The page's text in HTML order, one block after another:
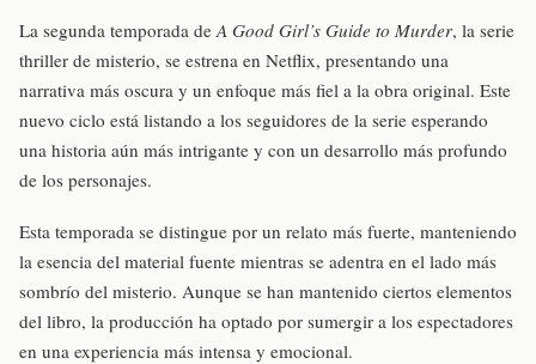
La segunda temporada de A Good Girl’s Guide to Murder, la serie
thriller de misterio, se estrena en Netflix, presentando una
narrativa más oscura y un enfoque más fiel a la obra original. Este
nuevo ciclo está listando a los seguidores de la serie esperando
una historia aún más intrigante y con un desarrollo más profundo
de los personajes.
Esta temporada se distingue por un relato más fuerte, manteniendo
la esencia del material fuente mientras se adentra en el lado más
sombrío del misterio. Aunque se han mantenido ciertos elementos
del libro, la producción ha optado por sumergir a los espectadores
en una experiencia más intensa y emocional.